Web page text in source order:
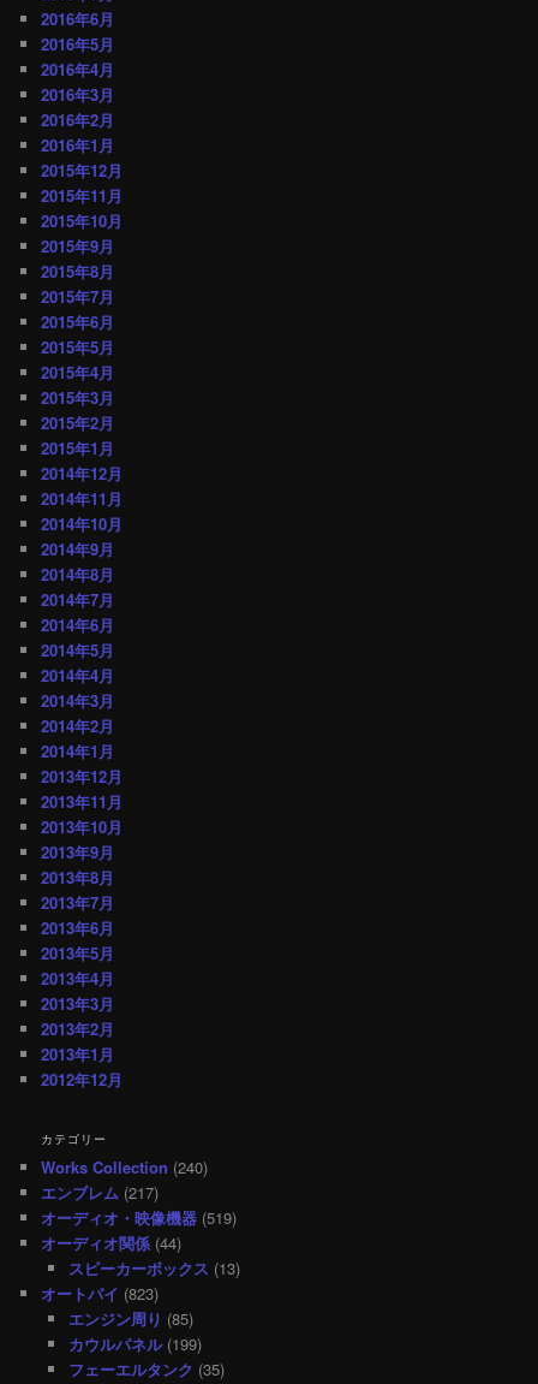
2016年6月
2016年5月
2016年4月
2016年3月
2016年2月
2016年1月
2015年12月
2015年11月
2015年10月
2015年9月
2015年8月
2015年7月
2015年6月
2015年5月
2015年4月
2015年3月
2015年2月
2015年1月
2014年12月
2014年11月
2014年10月
2014年9月
2014年8月
2014年7月
2014年6月
2014年5月
2014年4月
2014年3月
2014年2月
2014年1月
2013年12月
2013年11月
2013年10月
2013年9月
2013年8月
2013年7月
2013年6月
2013年5月
2013年4月
2013年3月
2013年2月
2013年1月
2012年12月
カテゴリー
Works Collection (240)
エンブレム (217)
オーディオ・映像機器 (519)
オーディオ関係 (44)
スピーカーボックス (13)
オートバイ (823)
エンジン周り (85)
カウルパネル(199)
フェーエルタンク (35)